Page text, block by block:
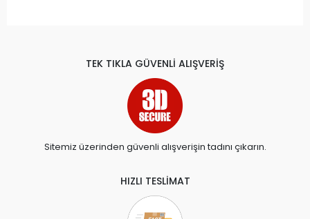
TEK TIKLA GÜVENLİ ALIŞVERİŞ
Sitemiz üzerinden güvenli alışverişin tadını çıkarın.
HIZLI TESLİMAT